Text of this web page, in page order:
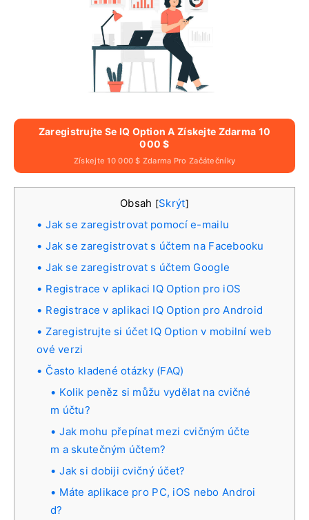
Zaregistrujte Se IQ Option A Získejte Zdarma 10
000 $
Získejte 10 000 $ Zdarma Pro Začátečníky
Obsah [Skrýt]
Jak se zaregistrovat pomocí e-mailu
Jak se zaregistrovat s účtem na Facebooku
Jak se zaregistrovat s účtem Google
Registrace v aplikaci IQ Option pro iOS
Registrace v aplikaci IQ Option pro Android
Zaregistrujte si účet IQ Option v mobilní web
ové verzi
Často kladené otázky (FAQ)
Kolik peněz si můžu vydělat na cvičné
m účtu?
Jak mohu přepínat mezi cvičným účte
m a skutečným účtem?
Jak si dobiji cvičný účet?
Máte aplikace pro PC, iOS nebo Androi
d?